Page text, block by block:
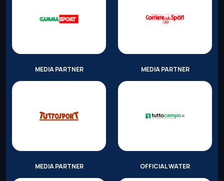
MEDIA PARTNER MEDIA PARTNER
MEDIA PARTNER OFFICIAL WATER